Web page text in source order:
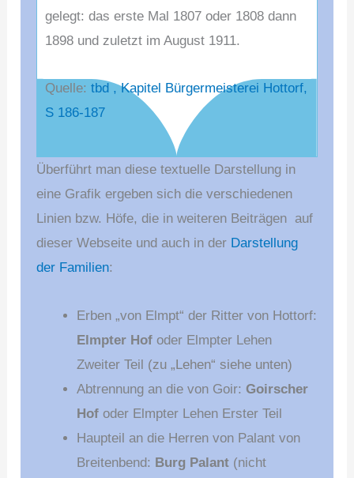
gelegt: das erste Mal 1807 oder 1808 dann
1898 und zuletzt im August 1911.
Quelle:tbd , Kapitel Bürgermeisterei Hottorf,
S 186-187
Überführt man diese textuelle Darstellung in
eine Grafik ergeben sich die verschiedenen
Linien bzw. Höfe, die in weiteren Beiträgen auf
dieser Webseite und auch in der Darstellung
der Familien:
Erben „von Elmpt“ der Ritter von Hottorf:
Elmpter Hof oder Elmpter Lehen
Zweiter Teil (zu „Lehen“ siehe unten)
Abtrennung an die von Goir:Goirscher
Hof oder Elmpter Lehen Erster Teil
Haupteil an die Herren von Palant von
Breitenbend: Burg Palant (nicht